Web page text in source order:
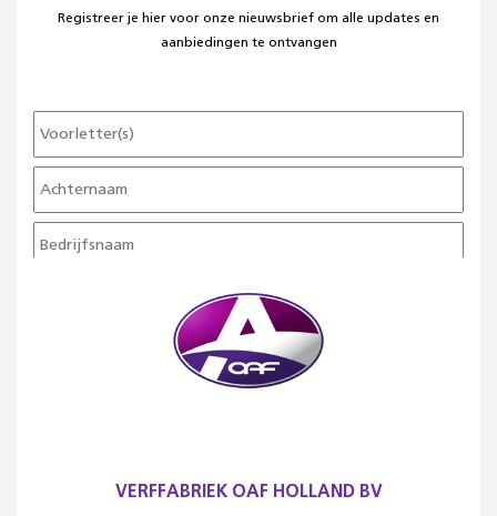
Registreer je hier voor onze nieuwsbrief om alle updates en
aanbiedingen te ontvangen
VERFFABRIEK OAF HOLLAND BV